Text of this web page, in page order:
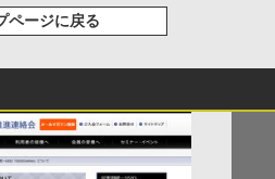
ページに戻る